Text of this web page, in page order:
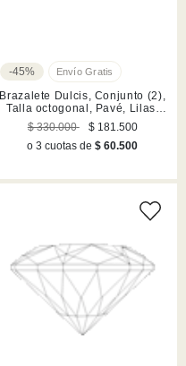
-45%
Brazalete Dulcis, Conjunto (2),
Talla octogonal, Pavé, Lilas,
Acabado en tono oro
$ 330.000
$ 181.500
o 3 cuotas de$ 60.500